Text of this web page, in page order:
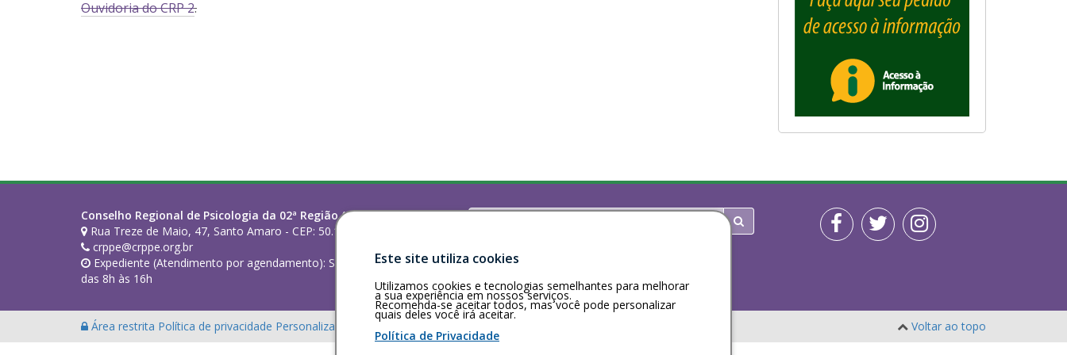
i
á
m
m
a
Ouvidoria do CRP 2.
Conselho Regional de Psicologia da 02ª Região (PE)
Rua Treze de Maio, 47, Santo Amaro - CEP: 50.100-160 - Recife/PE
crppe@crppe.org.br
Expediente (Atendimento por agendamento): Segunda a sexta-feira,
das 8h às 16h
Buscar
Área restrita Política de privacidade Personalização de cookies Voltar ao topo
Este site utiliza cookies
Utilizamos cookies e tecnologias semelhantes para melhorar
a sua experiência em nossos serviços.
Recomenda-se aceitar todos, mas você pode personalizar
quais deles você irá aceitar.
Política de Privacidade